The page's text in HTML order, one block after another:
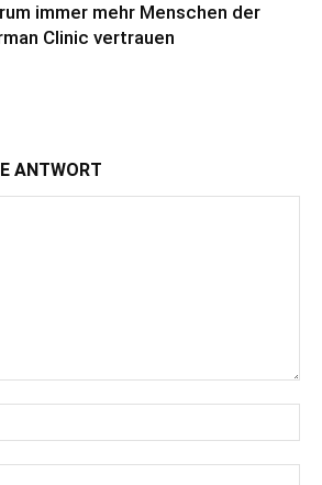
immer mehr Menschen der
Clinic vertrauen
ANTWORT